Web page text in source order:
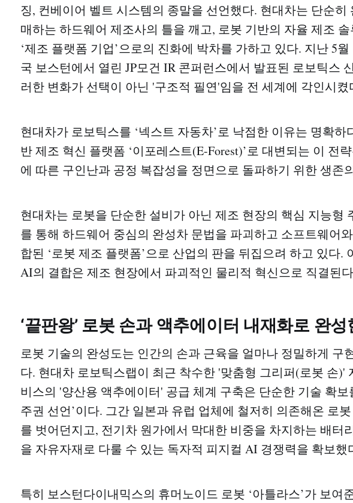
징, 컨베이어 벨트 시스템의 종말을 선언했다. 현대차는 단순히
매하는 하드웨어 제조사의 틀을 깨고, 로봇 기반의 자율 제조
‘제조 플랫폼 기업’으로의 진화에 박차를 가하고 있다. 지난 5
국 보스턴에서 열린 JP모건 IR 콘퍼런스에서 발표된 로보틱스
러한 변화가 선택이 아닌 '구조적 필연'임을 전 세계에 각인시켰
현대차가 로보틱스를 ‘넥스트 자동차’로 낙점한 이유는 명확하
반 제조 혁신 플랫폼 ‘이포레스트(E-Forest)’로 대변되는 이 전
에 따른 구인난과 공정 복잡성을 정면으로 돌파하기 위한 생존
현대차는 로봇을 단순한 설비가 아닌 제조 현장의 핵심 지능형
를 통해 하드웨어 중심의 완성차 문법을 파괴하고 소프트웨어
합된 ‘로봇 제조 플랫폼’으로 산업의 판을 뒤집으려 하고 있다.
AI의 결합은 제조 현장에서 파괴적인 물리적 혁신으로 직결된
‘끝판왕’ 로봇 손과 액추에이터 내재화로 완
로봇 기술의 완성도는 인간의 손과 근육을 얼마나 정밀하게 구
다. 현대차 로보틱스랩이 최근 착수한 '맞춤형 그리퍼(로봇 손)'
비스의 '양산용 액추에이터' 공급 체계 구축은 단순한 기술 확보
주권 선언’이다. 그간 일본과 유럽 업체에 철저히 의존해온 로
를 벗어던지고, 전기차 원가에서 막대한 비중을 차지하는 배터
을 자유자재로 다룰 수 있는 독자적 피지컬 AI 경쟁력을 확보했
특히 보스턴다이내믹스의 휴머노이드 로봇 ‘아틀라스’가 보여